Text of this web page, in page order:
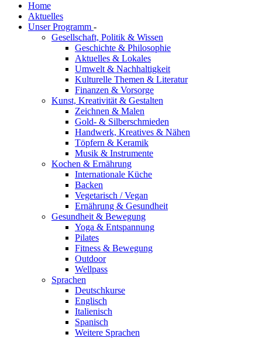
Home
Aktuelles
Unser Programm -
Gesellschaft, Politik & Wissen
Geschichte & Philosophie
Aktuelles & Lokales
Umwelt & Nachhaltigkeit
Kulturelle Themen & Literatur
Finanzen & Vorsorge
Kunst, Kreativität & Gestalten
Zeichnen & Malen
Gold- & Silberschmieden
Handwerk, Kreatives & Nähen
Töpfern & Keramik
Musik & Instrumente
Kochen & Ernährung
Internationale Küche
Backen
Vegetarisch / Vegan
Ernährung & Gesundheit
Gesundheit & Bewegung
Yoga & Entspannung
Pilates
Fitness & Bewegung
Outdoor
Wellpass
Sprachen
Deutschkurse
Englisch
Italienisch
Spanisch
Weitere Sprachen